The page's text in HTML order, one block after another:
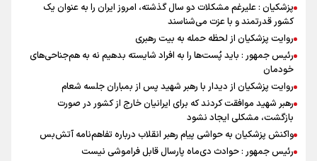
پزشکیان : علیرغم مشکلات دو سال گذشته، امروز ایران را به عنوان یک
کشور قدرتمند و با عزت می‌شناسند
روایت پزشکیان از لحظه حمله به بیت رهبری
رئیس جمهور : باید پُست‌ها را به افراد شایسته بدهیم نه به هم‌جناحی‌های
خودمان
روایت پزشکیان از دیدار با رهبر شهید پس از بمباران جلسه شعام
رهبر شهید موافقت کردند که برای ایرانیان خارج از کشور در صورت
بازگشت، مشکلی ایجاد نشود
واکنش پزشکیان به حواشی پیام رهبر انقلاب درباره تفاهم‌نامه آتش‌بس
رئیس جمهور : حوادث دی‌ماه پارسال قابل فراموشی نیست